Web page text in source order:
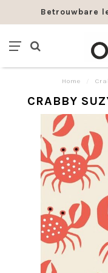
Betrouwbare
Home
CRABBY